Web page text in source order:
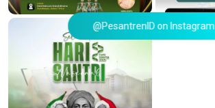
@PesantrenID on Instagram